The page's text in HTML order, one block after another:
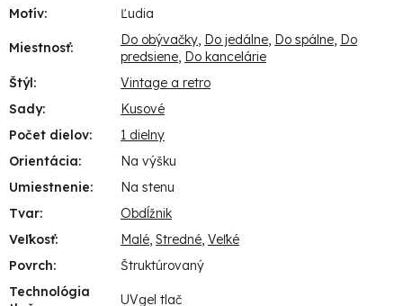
Motív: Ľudia
Miestnosť: Do obývačky, Do jedálne, Do spálne, Do
predsiene, Do kancelárie
Štýl:
Vintage a retro
Sady:
Kusové
Počet dielov:
1 dielny
Orientácia:
Na výšku
Umiestnenie:
Na stenu
Tvar:
Obdĺžnik
Veľkosť: Malé, Stredné, Veľké
Povrch:
Štruktúrovaný
Technológia
UVgel tlač